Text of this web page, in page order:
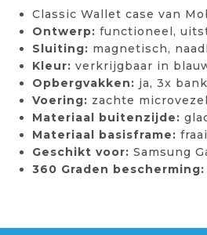
Classic Wallet case van
Ontwerp: functioneel,
Sluiting: magnetisch,
Kleur: verkrijgbaar in
Opbergvakken: ja, 3x
Voering: zachte
Materiaal buitenzijde:
Materiaal basisframe:
Geschikt voor: Samsung
360 Graden bescherming: